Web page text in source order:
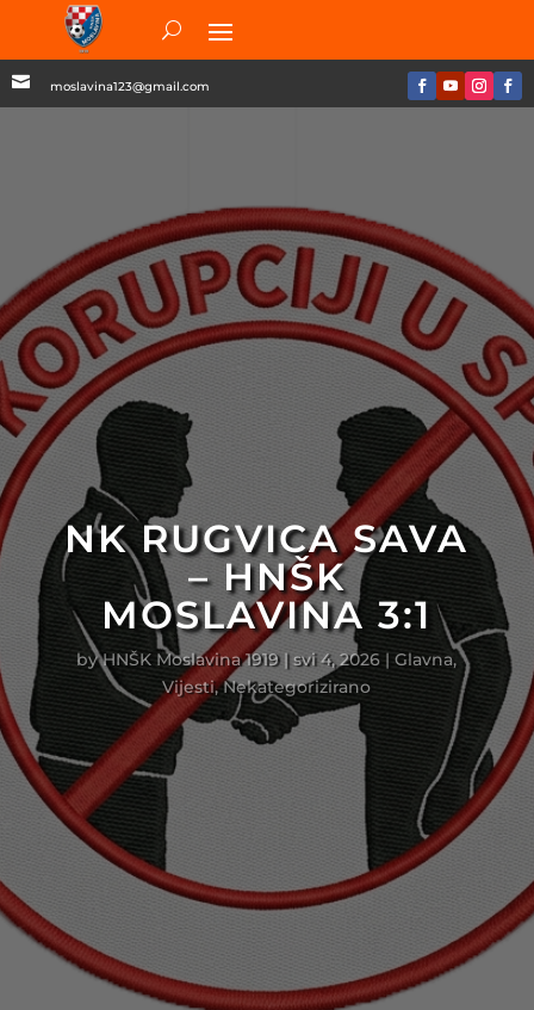
 moslavina123@gmail.com
NK RUGVICA SAVA
– HNŠK
MOSLAVINA 3:1
byHNŠK Moslavina 1919|svi 4, 2026 |Glavna,
Vijesti,Nekategorizirano